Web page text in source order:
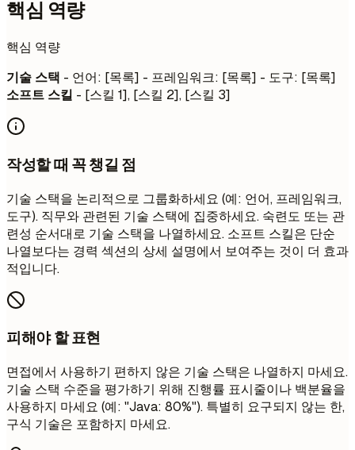
핵심 역량
핵심 역량
기술 스택 - 언어: [목록] - 프레임워크: [목록] - 도구: [목록]
소프트 스킬 - [스킬 1], [스킬 2], [스킬 3]
작성할 때 꼭 챙길 점
기술 스택을 논리적으로 그룹화하세요 (예: 언어, 프레임워크,
도구). 직무와 관련된 기술 스택에 집중하세요. 숙련도 또는 관
련성 순서대로 기술 스택을 나열하세요. 소프트 스킬은 단순
나열보다는 경력 섹션의 상세 설명에서 보여주는 것이 더 효과
적입니다.
피해야 할 표현
면접에서 사용하기 편하지 않은 기술 스택은 나열하지 마세요.
기술 스택 수준을 평가하기 위해 진행률 표시줄이나 백분율을
사용하지 마세요 (예: "Java: 80%"). 특별히 요구되지 않는 한,
구식 기술은 포함하지 마세요.